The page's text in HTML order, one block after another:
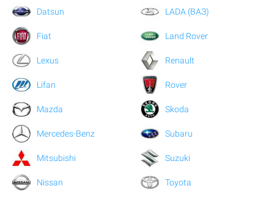
Datsun
Fiat
LADA (ВАЗ)
Land Rover
Lexus
Lifan
Mazda
Mercedes-Benz
Mitsubishi
Nissan
Renault
Rover
Skoda
Subaru
Suzuki
Toyota